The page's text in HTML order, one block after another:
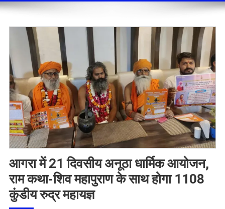
आगरा में 21 दिवसीय अनूठा धार्मिक आयोजन,
राम कथा-शिव महापुराण के साथ होगा 1108
कुंडीय रुद्र महायज्ञ